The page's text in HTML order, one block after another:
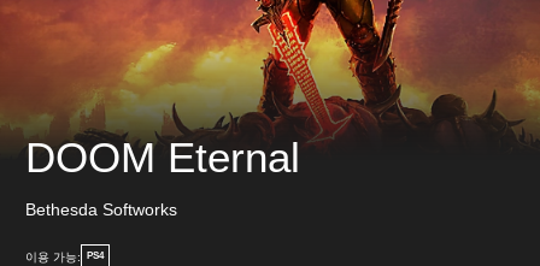
DOOM Eternal
Bethesda Softworks
이용 가능: PS4